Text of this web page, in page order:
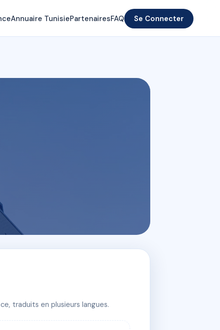
Annuaire TunisiePartenairesFAQ Se Connecter
traduits en plusieurs langues.